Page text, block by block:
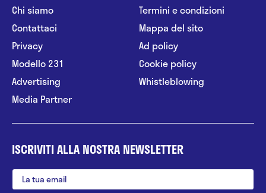
Chi siamo
Contattaci
Privacy
Modello 231
Advertising
Media Partner
Termini e condizioni
Mappa del sito
Ad policy
Cookie policy
Whistleblowing
ISCRIVITI ALLA NOSTRA NEWSLETTER